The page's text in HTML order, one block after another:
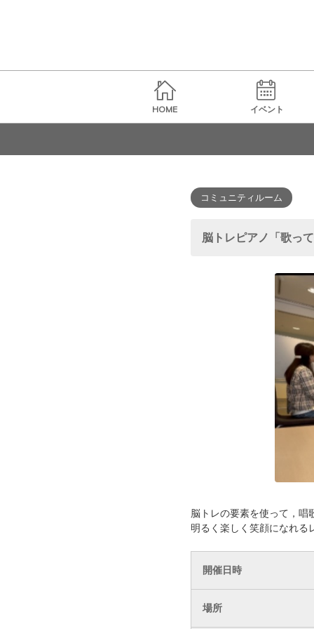
HOME イベント
コミュニティルーム
脳トレピアノ「歌っ
脳トレの要素を使って，唱
明るく楽しく笑顔になれる
開催日時
場所